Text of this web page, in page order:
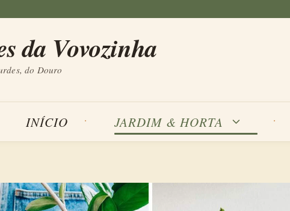
da Vovozinha
do Douro
INÍCIO JARDIM & HORTA